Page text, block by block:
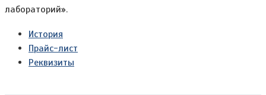
лабораторий».
История
Прайс-лист
Реквизиты